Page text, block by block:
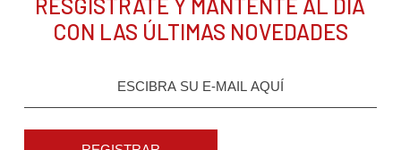
RESGÍSTRATE Y MANTENTE AL DÍA
CON LAS ÚLTIMAS NOVEDADES